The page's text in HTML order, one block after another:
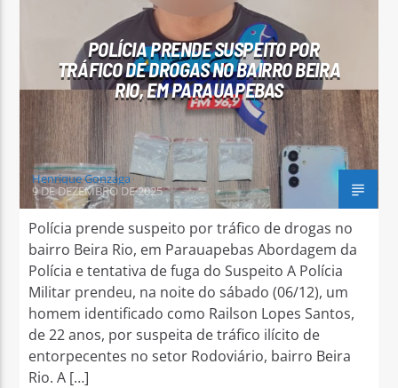
Arara Azul FM
POLÍCIA PRENDE SUSPEITO POR
TRÁFICO DE DROGAS NO BAIRRO BEIRA
RIO, EM PARAUAPEBAS
Henrique Gonzaga
9 DE DEZEMBRO DE 2025
Polícia prende suspeito por tráfico de drogas no
bairro Beira Rio, em Parauapebas Abordagem da
Polícia e tentativa de fuga do Suspeito A Polícia
Militar prendeu, na noite do sábado (06/12), um
homem identificado como Railson Lopes Santos,
de 22 anos, por suspeita de tráfico ilícito de
entorpecentes no setor Rodoviário, bairro Beira
Rio. A […]